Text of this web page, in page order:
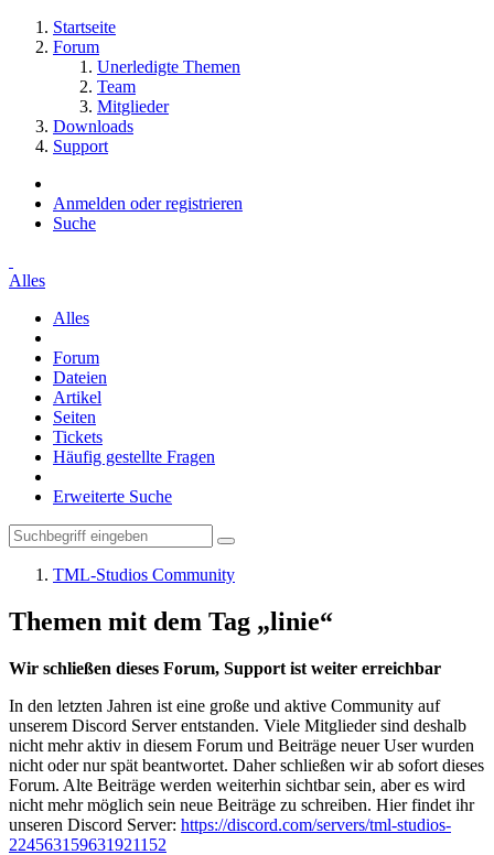
Startseite
Forum
Unerledigte Themen
Team
Mitglieder
Downloads
Support
Anmelden oder registrieren
Suche
Alles
Alles
Forum
Dateien
Artikel
Seiten
Tickets
Häufig gestellte Fragen
Erweiterte Suche
TML-Studios Community
Themen mit dem Tag „linie“
Wir schließen dieses Forum, Support ist weiter erreichbar
In den letzten Jahren ist eine große und aktive Community auf
unserem Discord Server entstanden. Viele Mitglieder sind deshalb
nicht mehr aktiv in diesem Forum und Beiträge neuer User wurden
nicht oder nur spät beantwortet. Daher schließen wir ab sofort dieses
Forum. Alte Beiträge werden weiterhin sichtbar sein, aber es wird
nicht mehr möglich sein neue Beiträge zu schreiben. Hier findet ihr
unseren Discord Server: https://discord.com/servers/tml-studios-
224563159631921152